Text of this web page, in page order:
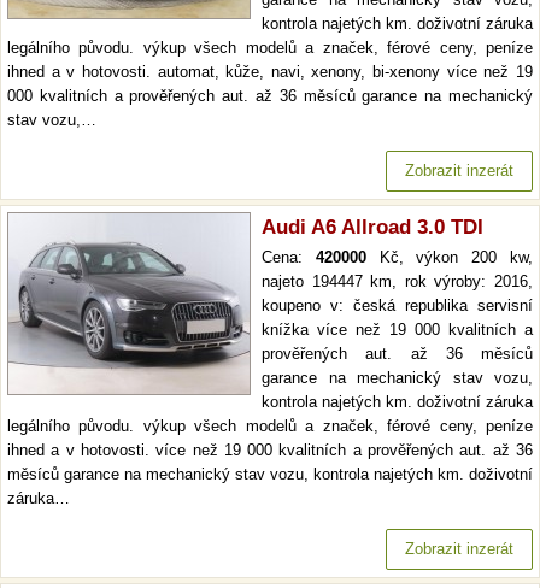
kontrola najetých km. doživotní záruka
legálního původu. výkup všech modelů a značek, férové ceny, peníze
ihned a v hotovosti. automat, kůže, navi, xenony, bi-xenony více než 19
000 kvalitních a prověřených aut. až 36 měsíců garance na mechanický
stav vozu,…
Zobrazit inzerát
Audi A6 Allroad 3.0 TDI
Cena: 420000Kč, výkon 200 kw,
najeto 194447 km, rok výroby: 2016,
koupeno v: česká republika servisní
knížka více než 19 000 kvalitních a
prověřených aut. až 36 měsíců
garance na mechanický stav vozu,
kontrola najetých km. doživotní záruka
legálního původu. výkup všech modelů a značek, férové ceny, peníze
ihned a v hotovosti. více než 19 000 kvalitních a prověřených aut. až 36
měsíců garance na mechanický stav vozu, kontrola najetých km. doživotní
záruka…
Zobrazit inzerát